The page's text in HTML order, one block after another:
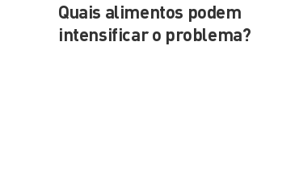
Quais alimentos podem
intensificar o problema?